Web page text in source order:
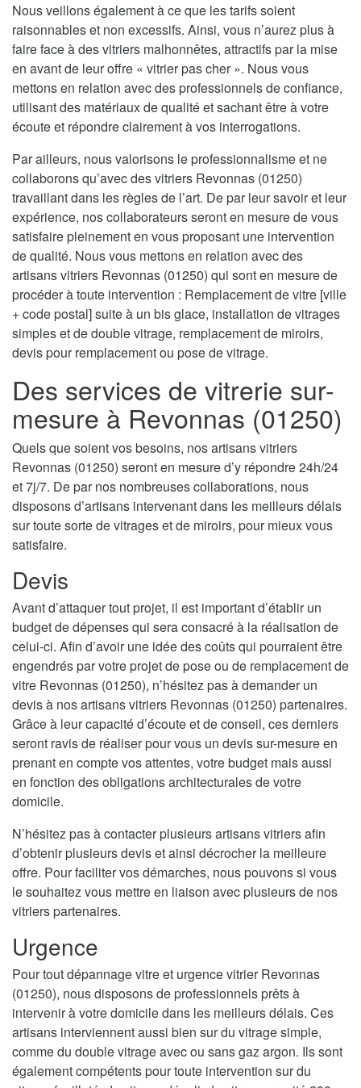
Nous veillons également à ce que les tarifs soient
raisonnables et non excessifs. Ainsi, vous n’aurez plus à
faire face à des vitriers malhonnêtes, attractifs par la mise
en avant de leur offre « vitrier pas cher ». Nous vous
mettons en relation avec des professionnels de confiance,
utilisant des matériaux de qualité et sachant être à votre
écoute et répondre clairement à vos interrogations.
Par ailleurs, nous valorisons le professionnalisme et ne
collaborons qu’avec des vitriers Revonnas (01250)
travaillant dans les règles de l’art. De par leur savoir et leur
expérience, nos collaborateurs seront en mesure de vous
satisfaire pleinement en vous proposant une intervention
de qualité. Nous vous mettons en relation avec des
artisans vitriers Revonnas (01250) qui sont en mesure de
procéder à toute intervention : Remplacement de vitre [ville
+ code postal] suite à un bis glace, installation de vitrages
simples et de double vitrage, remplacement de miroirs,
devis pour remplacement ou pose de vitrage.
Des services de vitrerie sur-
mesure à Revonnas (01250)
Quels que soient vos besoins, nos artisans vitriers
Revonnas (01250) seront en mesure d’y répondre 24h/24
et 7j/7. De par nos nombreuses collaborations, nous
disposons d’artisans intervenant dans les meilleurs délais
sur toute sorte de vitrages et de miroirs, pour mieux vous
satisfaire.
Devis
Avant d’attaquer tout projet, il est important d’établir un
budget de dépenses qui sera consacré à la réalisation de
celui-ci. Afin d’avoir une idée des coûts qui pourraient être
engendrés par votre projet de pose ou de remplacement de
vitre Revonnas (01250), n’hésitez pas à demander un
devis à nos artisans vitriers Revonnas (01250) partenaires.
Grâce à leur capacité d’écoute et de conseil, ces derniers
seront ravis de réaliser pour vous un devis sur-mesure en
prenant en compte vos attentes, votre budget mais aussi
en fonction des obligations architecturales de votre
domicile.
N’hésitez pas à contacter plusieurs artisans vitriers afin
d’obtenir plusieurs devis et ainsi décrocher la meilleure
offre. Pour faciliter vos démarches, nous pouvons si vous
le souhaitez vous mettre en liaison avec plusieurs de nos
vitriers partenaires.
Urgence
Pour tout dépannage vitre et urgence vitrier Revonnas
(01250), nous disposons de professionnels prêts à
intervenir à votre domicile dans les meilleurs délais. Ces
artisans interviennent aussi bien sur du vitrage simple,
comme du double vitrage avec ou sans gaz argon. Ils sont
également compétents pour toute intervention sur du